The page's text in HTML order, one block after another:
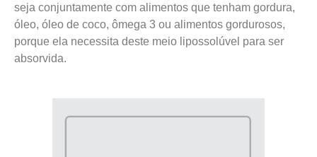
seja conjuntamente com alimentos que tenham gordura,
óleo, óleo de coco, ômega 3 ou alimentos gordurosos,
porque ela necessita deste meio lipossolúvel para ser
absorvida.